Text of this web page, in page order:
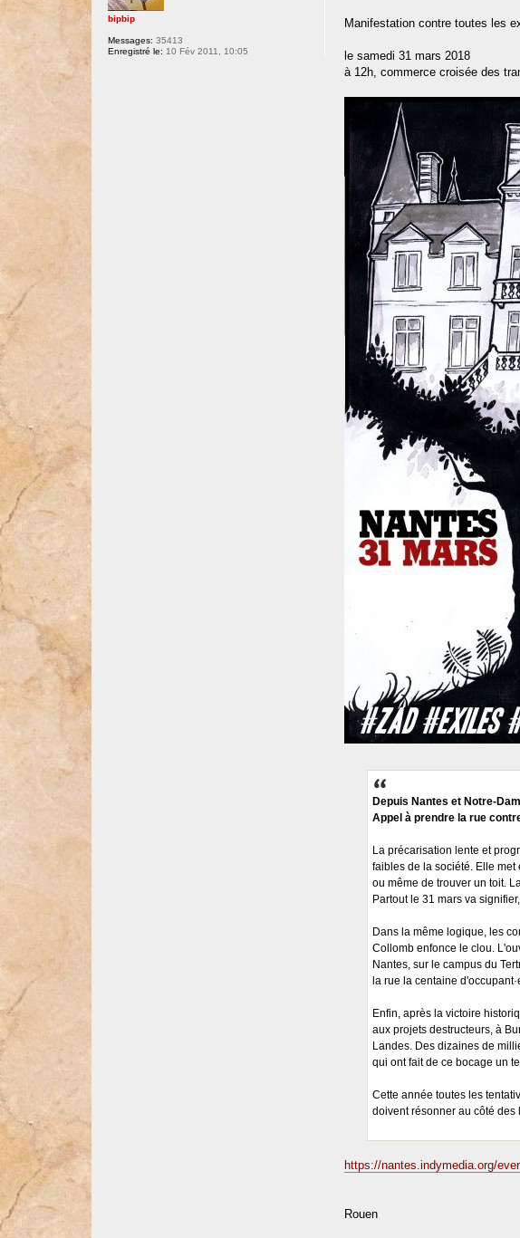
Manifestation contre toutes les
le samedi 31 mars 2018
à 12h, commerce croisée des
Depuis Nantes et Notre-
Appel à prendre la rue
La précarisation lente et
faibles de la société. Elle met
ou même de trouver un toit.
Partout le 31 mars va
Dans la même logique, les
Collomb enfonce le clou.
Nantes, sur le campus du
la rue la centaine
Enfin, après la victoire
aux projets destructeurs, à
Landes. Des dizaines de
qui ont fait de ce bocage un
Cette année toutes les
doivent résonner au côté des
https://nantes.indymedia.org/
Rouen
bipbip
Messages: 35413
Enregistré le: 10 Fév 2011, 10:05